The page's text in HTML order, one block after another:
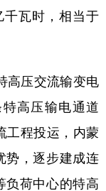
溯源中国
悦读
上市公司
千瓦时，相当于
压交流输变电
高压输电通道
程投运，内蒙
势，逐步建成连
负荷中心的特高